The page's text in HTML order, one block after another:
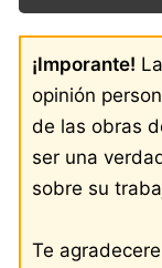
¡Imporante!
opinión
de las obras
ser una
sobre su
Te